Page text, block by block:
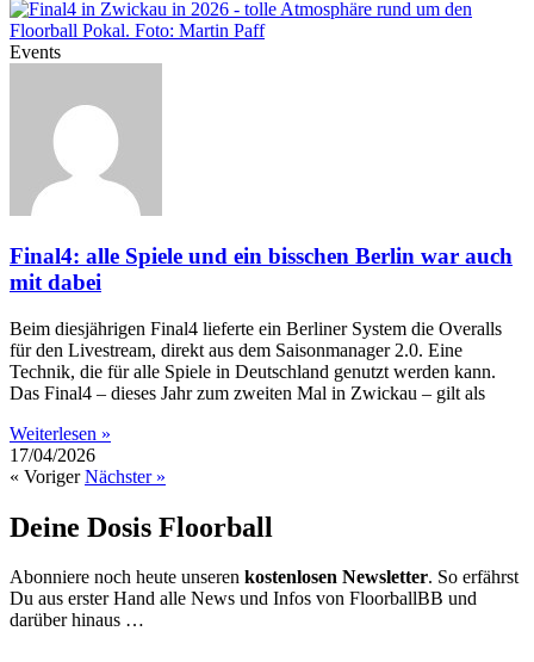
Events
Final4: alle Spiele und ein bisschen Berlin war auch
mit dabei
Beim diesjährigen Final4 lieferte ein Berliner System die Overalls
für den Livestream, direkt aus dem Saisonmanager 2.0. Eine
Technik, die für alle Spiele in Deutschland genutzt werden kann.
Das Final4 – dieses Jahr zum zweiten Mal in Zwickau – gilt als
Weiterlesen »
17/04/2026
« Voriger Nächster »
Deine Dosis Floorball
Abonniere noch heute unseren kostenlosen Newsletter. So erfährst
Du aus erster Hand alle News und Infos von FloorballBB und
darüber hinaus …